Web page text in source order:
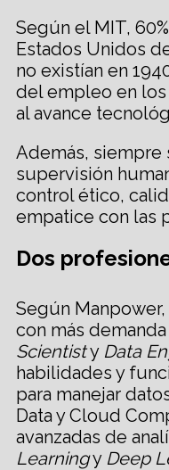
Según el MIT,
Estados Unidos
no existían en
del empleo en
al avance
Además, siempre
supervisión
control ético,
empatice con las
Dos
Según
con más
Scientisty Data
habilidades y
para manejar
Data y Cloud
avanzadas de
Learningy Deep